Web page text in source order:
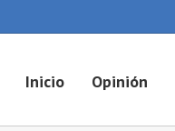
Inicio Opinión